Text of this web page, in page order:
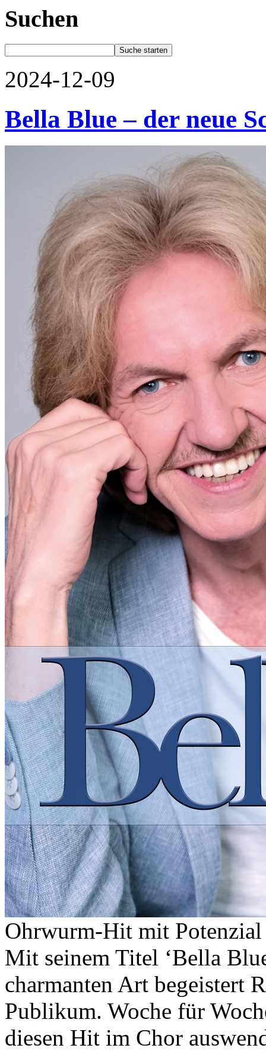
Suchen
2024-12-09
Bella Blue – der neue
Ohrwurm-Hit mit Potenzial
Mit seinem Titel ‘Bella
charmanten Art begeistert
Publikum. Woche für
diesen Hit im Chor